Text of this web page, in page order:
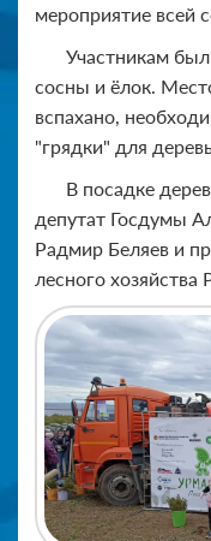
мероприятие всей
Участникам
сосны и ёлок.
вспахано,
"грядки" для
В посадке
депутат Госдумы
Радмир Беляев и
лесного хозяйства